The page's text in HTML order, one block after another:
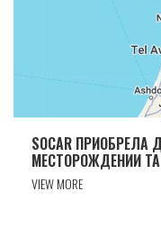
SOCAR
МЕСТОРОЖДЕНИИ
VIEW MORE